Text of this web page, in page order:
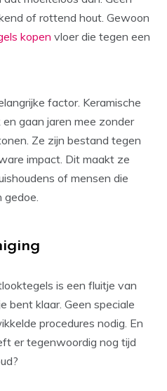
of rottend hout. Gewoon
kopen vloer die tegen een
factor. Keramische
gaan jaren mee zonder
Ze zijn bestand tegen
impact. Dit maakt ze
of mensen die
is een fluitje van
bent klaar. Geen speciale
procedures nodig. En
er tegenwoordig nog tijd